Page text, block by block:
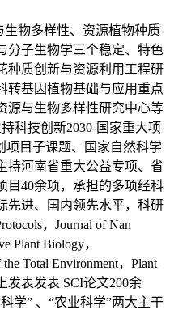
物多样性、资源植物种质
分子生物学三个稳定、特色
种质创新与资源利用工程研
转基因植物基础与应用重点
源与生物多样性研究中心等
科技创新2030-国家重大项
项目子课题、国家自然科学
持河南省重大公益专项、省
目40余项，承担的多项经科
先进、国内领先水平，科研
，Journal of Nan
Plant Biology，
Total Environment，Plant
发表发表 SCI论文200余
学” 、“农业科学”两大主干